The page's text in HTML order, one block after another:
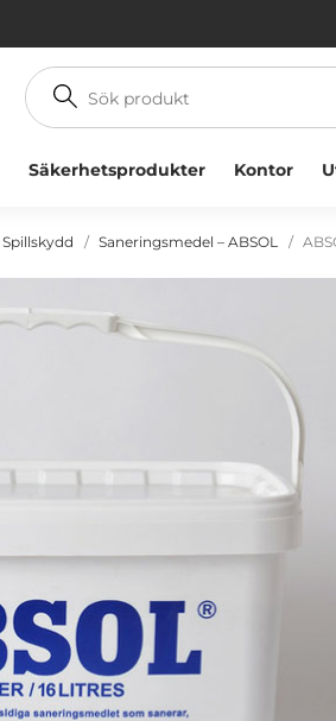
Sök
produkt
Säkerhetsprodukter Kontor
Spillskydd Saneringsmedel – ABSOL
Företag